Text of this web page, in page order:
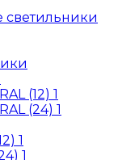
(12) 1
(24) 1
1
1